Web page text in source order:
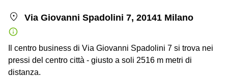
Via Giovanni Spadolini 7, 20141 Milano
Il centro business di Via Giovanni Spadolini 7 si trova nei
pressi del centro città - giusto a soli 2516 m metri di
distanza.